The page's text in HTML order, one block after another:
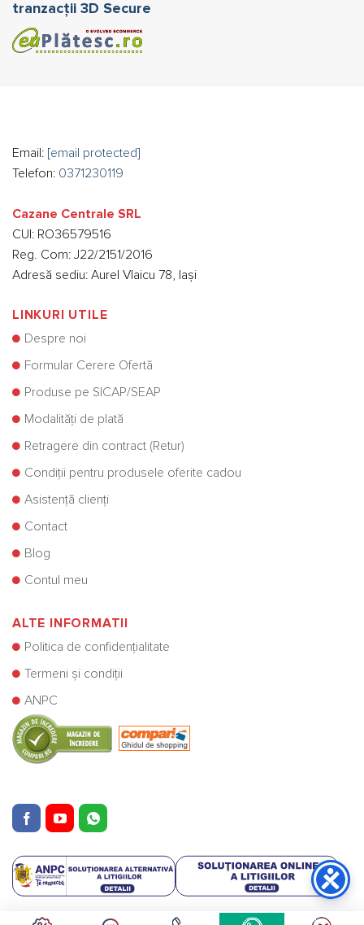
tranzacții 3D Secure
Email: [email protected]
Telefon: 0371230119
Cazane Centrale SRL
CUI: RO36579516
Reg. Com: J22/2151/2016
Adresă sediu: Aurel Vlaicu 78, Iași
LINKURI UTILE
Despre noi
Formular Cerere Ofertă
Produse pe SICAP/SEAP
Modalități de plată
Retragere din contract (Retur)
Condiții pentru produsele oferite cadou
Asistență clienți
Contact
Blog
Contul meu
ALTE INFORMATII
Politica de confidențialitate
Termeni și condiții
ANPC